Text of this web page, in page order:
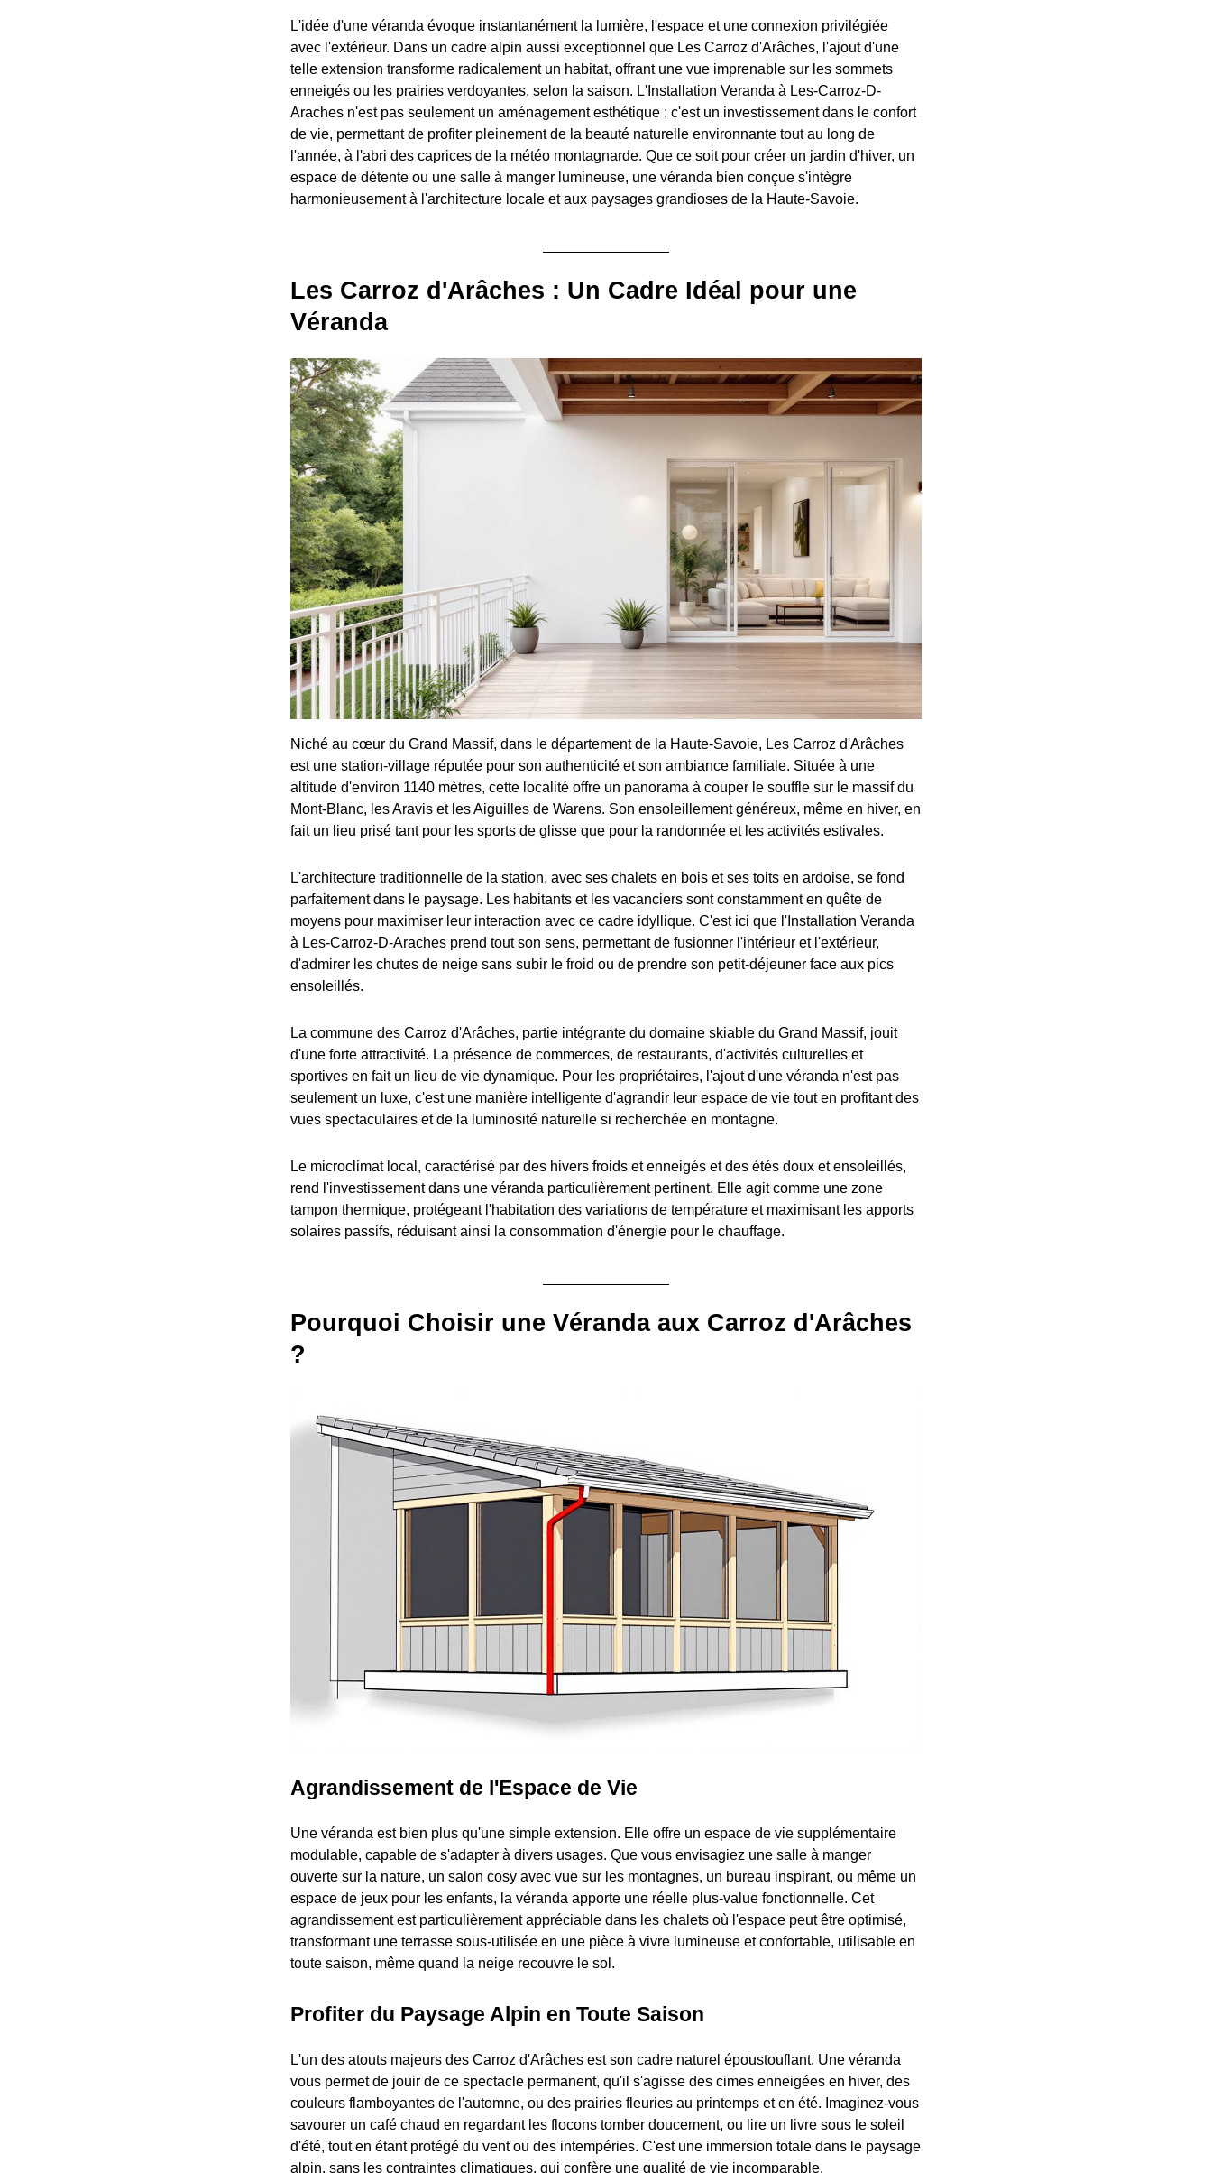
L'idée d'une véranda évoque instantanément la lumière, l'espace et une connexion privilégiée
avec l'extérieur. Dans un cadre alpin aussi exceptionnel que Les Carroz d'Arâches, l'ajout d'une
telle extension transforme radicalement un habitat, offrant une vue imprenable sur les sommets
enneigés ou les prairies verdoyantes, selon la saison. L'Installation Veranda à Les-Carroz-D-
Araches n'est pas seulement un aménagement esthétique ; c'est un investissement dans le confort
de vie, permettant de profiter pleinement de la beauté naturelle environnante tout au long de
l'année, à l'abri des caprices de la météo montagnarde. Que ce soit pour créer un jardin d'hiver, un
espace de détente ou une salle à manger lumineuse, une véranda bien conçue s'intègre
harmonieusement à l'architecture locale et aux paysages grandioses de la Haute-Savoie.
Les Carroz d'Arâches : Un Cadre Idéal pour une
Véranda
Niché au cœur du Grand Massif, dans le département de la Haute-Savoie, Les Carroz d'Arâches
est une station-village réputée pour son authenticité et son ambiance familiale. Située à une
altitude d'environ 1140 mètres, cette localité offre un panorama à couper le souffle sur le massif du
Mont-Blanc, les Aravis et les Aiguilles de Warens. Son ensoleillement généreux, même en hiver, en
fait un lieu prisé tant pour les sports de glisse que pour la randonnée et les activités estivales.
L'architecture traditionnelle de la station, avec ses chalets en bois et ses toits en ardoise, se fond
parfaitement dans le paysage. Les habitants et les vacanciers sont constamment en quête de
moyens pour maximiser leur interaction avec ce cadre idyllique. C'est ici que l'Installation Veranda
à Les-Carroz-D-Araches prend tout son sens, permettant de fusionner l'intérieur et l'extérieur,
d'admirer les chutes de neige sans subir le froid ou de prendre son petit-déjeuner face aux pics
ensoleillés.
La commune des Carroz d'Arâches, partie intégrante du domaine skiable du Grand Massif, jouit
d'une forte attractivité. La présence de commerces, de restaurants, d'activités culturelles et
sportives en fait un lieu de vie dynamique. Pour les propriétaires, l'ajout d'une véranda n'est pas
seulement un luxe, c'est une manière intelligente d'agrandir leur espace de vie tout en profitant des
vues spectaculaires et de la luminosité naturelle si recherchée en montagne.
Le microclimat local, caractérisé par des hivers froids et enneigés et des étés doux et ensoleillés,
rend l'investissement dans une véranda particulièrement pertinent. Elle agit comme une zone
tampon thermique, protégeant l'habitation des variations de température et maximisant les apports
solaires passifs, réduisant ainsi la consommation d'énergie pour le chauffage.
Pourquoi Choisir une Véranda aux Carroz d'Arâches
?
Agrandissement de l'Espace de Vie
Une véranda est bien plus qu'une simple extension. Elle offre un espace de vie supplémentaire
modulable, capable de s'adapter à divers usages. Que vous envisagiez une salle à manger
ouverte sur la nature, un salon cosy avec vue sur les montagnes, un bureau inspirant, ou même un
espace de jeux pour les enfants, la véranda apporte une réelle plus-value fonctionnelle. Cet
agrandissement est particulièrement appréciable dans les chalets où l'espace peut être optimisé,
transformant une terrasse sous-utilisée en une pièce à vivre lumineuse et confortable, utilisable en
toute saison, même quand la neige recouvre le sol.
Profiter du Paysage Alpin en Toute Saison
L'un des atouts majeurs des Carroz d'Arâches est son cadre naturel époustouflant. Une véranda
vous permet de jouir de ce spectacle permanent, qu'il s'agisse des cimes enneigées en hiver, des
couleurs flamboyantes de l'automne, ou des prairies fleuries au printemps et en été. Imaginez-vous
savourer un café chaud en regardant les flocons tomber doucement, ou lire un livre sous le soleil
d'été, tout en étant protégé du vent ou des intempéries. C'est une immersion totale dans le paysage
alpin, sans les contraintes climatiques, qui confère une qualité de vie incomparable.